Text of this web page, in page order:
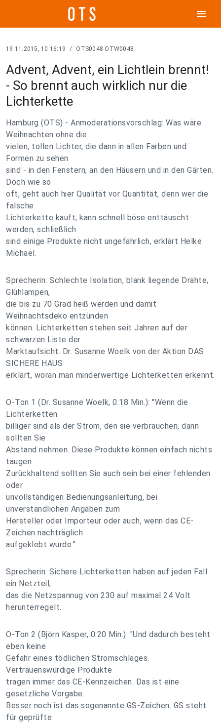
menu
19.11.2015, 10:16:19 / OTS0048 OTW0048
Advent, Advent, ein Lichtlein brennt!
- So brennt auch wirklich nur die
Lichterkette
Hamburg (OTS) - Anmoderationsvorschlag: Was wäre
Weihnachten ohne die
vielen, tollen Lichter, die dann in allen Farben und
Formen zu sehen
sind - in den Fenstern, an den Häusern und in den Gärten.
Doch wie so
oft, geht auch hier Qualität vor Quantität, denn wer die
falsche
Lichterkette kauft, kann schnell böse enttäuscht
werden, schließlich
sind einige Produkte nicht ungefährlich, erklärt Helke
Michael.
Sprecherin: Schlechte Isolation, blank liegende Drähte,
Glühlampen,
die bis zu 70 Grad heiß werden und damit
Weihnachtsdeko entzünden
können. Lichterketten stehen seit Jahren auf der
schwarzen Liste der
Marktaufsicht. Dr. Susanne Woelk von der Aktion DAS
SICHERE HAUS
erklärt, woran man minderwertige Lichterketten erkennt.
O-Ton 1 (Dr. Susanne Woelk, 0:18 Min.): "Wenn die
Lichterketten
billiger sind als der Strom, den sie verbrauchen, dann
sollten Sie
Abstand nehmen. Diese Produkte können einfach nichts
taugen.
Zurückhaltend sollten Sie auch sein bei einer fehlenden
oder
unvollständigen Bedienungsanleitung, bei
unverständlichen Angaben zum
Hersteller oder Importeur oder auch, wenn das CE-
Zeichen nachträglich
aufgeklebt wurde."
Sprecherin: Sichere Lichterketten haben auf jeden Fall
ein Netzteil,
das die Netzspannug von 230 auf maximal 24 Volt
herunterregelt.
O-Ton 2 (Björn Kasper, 0:20 Min.): "Und dadurch besteht
eben keine
Gefahr eines tödlichen Stromschlages.
Vertrauenswürdige Produkte
tragen immer das CE-Kennzeichen. Das ist eine
gesetzliche Vorgabe.
Besser noch ist das sogenannte GS-Zeichen. GS steht
für geprüfte